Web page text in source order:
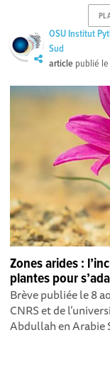
OSU Institut
Sud
article publié
Zones arides :
plantes pour
Brève publiée le 8
CNRS et de
Abdullah en Arabie